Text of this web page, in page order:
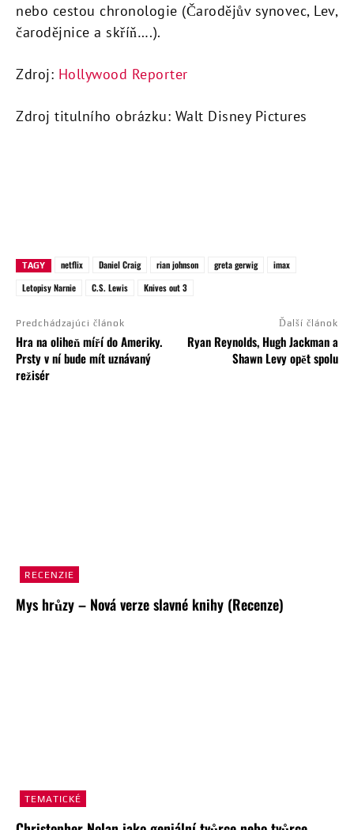
nebo cestou chronologie (Čarodějův synovec, Lev,
čarodějnice a skříň….).
Zdroj: Hollywood Reporter
Zdroj titulního obrázku: Walt Disney Pictures
TAGY netflix Daniel Craig rian johnson greta gerwig
imax
Letopisy Narnie
C.S. Lewis Knives out 3
Predchádzajúci článok
Hra na oliheň míří do Ameriky.
Prsty v ní bude mít uznávaný
režisér
Ďalší článok
Ryan Reynolds, Hugh Jackman a
Shawn Levy opět spolu
RECENZIE
Mys hrůzy – Nová verze slavné knihy (Recenze)
TEMATICKÉ